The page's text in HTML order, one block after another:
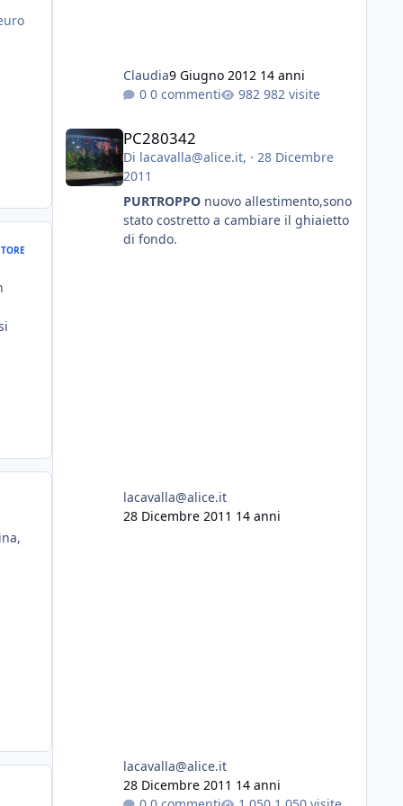
Claudia9 Giugno 2012 14 anni
0 commenti
982 visite
PC280342
Di lacavalla@alice.it, · 28 Dicembre
2011
PURTROPPOnuovo allestimento,sono
stato costretto a cambiare il ghiaietto
di fondo.
lacavalla@alice.it
28 Dicembre 2011 14 anni
lacavalla@alice.it
28 Dicembre 2011 14 anni